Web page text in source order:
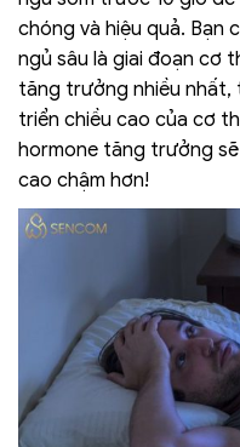
chóng và hiệu quả. Bạn
ngủ sâu là giai đoạn cơ
tăng trưởng nhiều
triển chiều cao của cơ
hormone tăng trưởng
cao chậm hơn!